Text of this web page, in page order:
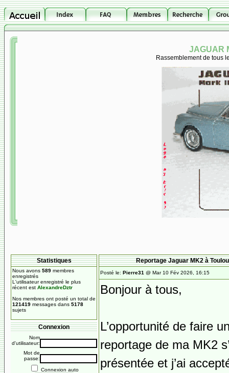
JAGUAR
Rassemblement de tous
Statistiques
Nous avons 589 membres
enregistrés
L'utilisateur enregistré le plus
récent est AlexandreDztr
Nos membres ont posté un total de
121419 messages dans 5178
sujets
Connexion
Nom
d'utilisateur:
Mot de
passe:
Connexion auto
Reportage Jaguar MK2 à
Posté le: Pierre31 @ Mar 10 Fév 2026, 16:15
Bonjour à tous,
L’opportunité de faire
reportage de ma MK2
présentée et j’ai